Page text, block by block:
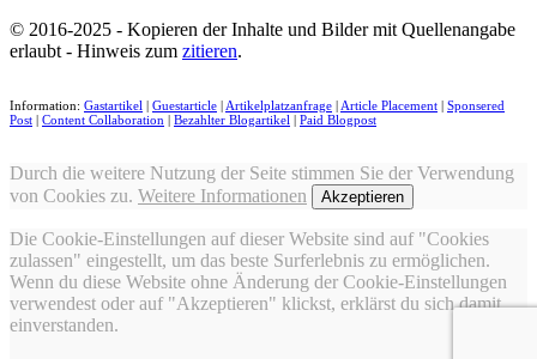
© 2016-2025 - Kopieren der Inhalte und Bilder mit Quellenangabe
erlaubt - Hinweis zum zitieren.
Information: Gastartikel | Guestarticle | Artikelplatzanfrage | Article Placement | Sponsered
Post | Content Collaboration | Bezahlter Blogartikel | Paid Blogpost
Durch die weitere Nutzung der Seite stimmen Sie der Verwendung
von Cookies zu. Weitere Informationen Akzeptieren
Die Cookie-Einstellungen auf dieser Website sind auf "Cookies
zulassen" eingestellt, um das beste Surferlebnis zu ermöglichen.
Wenn du diese Website ohne Änderung der Cookie-Einstellungen
verwendest oder auf "Akzeptieren" klickst, erklärst du sich damit
einverstanden.